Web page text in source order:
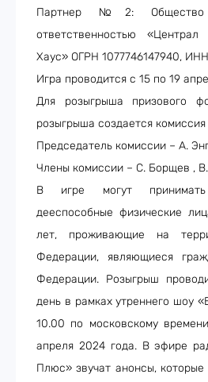
Партнер №2: Общество
ответственностью
Хаус» ОГРН 1077746147940,
Игра проводится с 15 по 19
Для розыгрыша призового
розыгрыша создается комиссия
Председатель комиссии – А.
Члены комиссии – С. Борщев ,
В игре могут
дееспособные физические
лет, проживающие на
Федерации, являющиеся
Федерации. Розыгрыш
день в рамках утреннего шоу
10.00 по московскому
апреля 2024 года.В эфире
Плюс» звучат анонсы, которые